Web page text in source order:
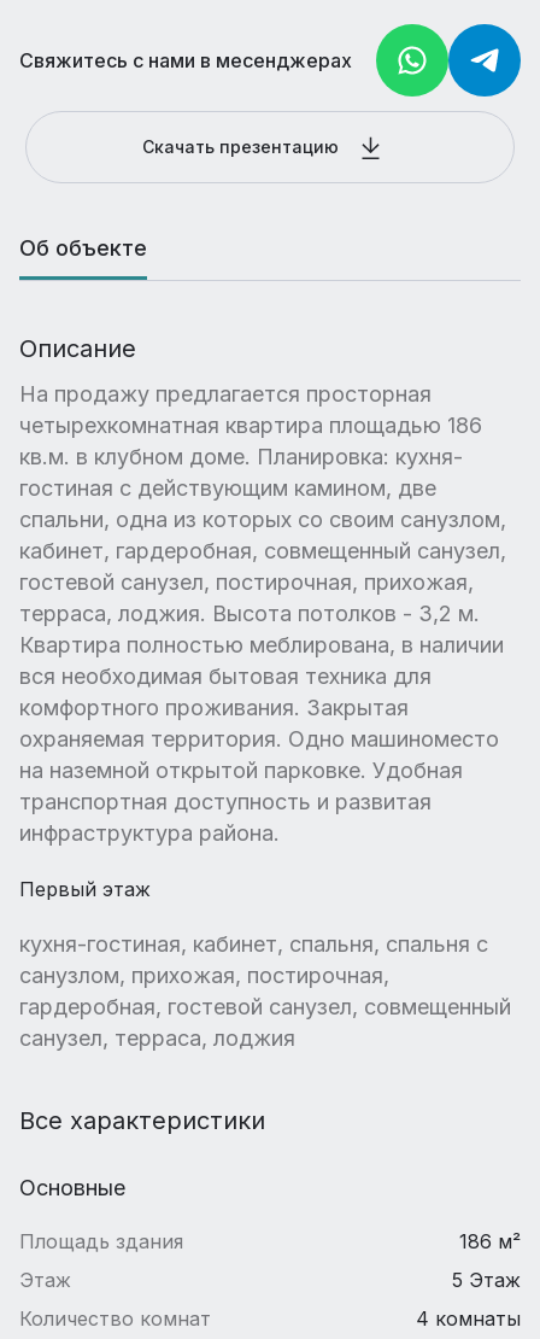
Свяжитесь с нами в месенджерах
Скачать презентацию
Об объекте
Описание
На продажу предлагается просторная
четырехкомнатная квартира площадью 186
кв.м. в клубном доме. Планировка: кухня-
гостиная с действующим камином, две
спальни, одна из которых со своим санузлом,
кабинет, гардеробная, совмещенный санузел,
гостевой санузел, постирочная, прихожая,
терраса, лоджия. Высота потолков - 3,2 м.
Квартира полностью меблирована, в наличии
вся необходимая бытовая техника для
комфортного проживания. Закрытая
охраняемая территория. Одно машиноместо
на наземной открытой парковке. Удобная
транспортная доступность и развитая
инфраструктура района.
Первый этаж
кухня-гостиная, кабинет, спальня, спальня с
санузлом, прихожая, постирочная,
гардеробная, гостевой санузел, совмещенный
санузел, терраса, лоджия
Все характеристики
Основные
Площадь здания
186 м²
Этаж
5 Этаж
Количество комнат
4 комнаты